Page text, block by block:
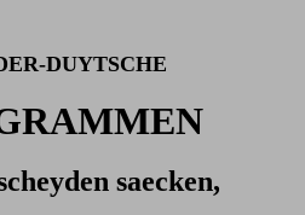
DUYTSCHE
saecken,